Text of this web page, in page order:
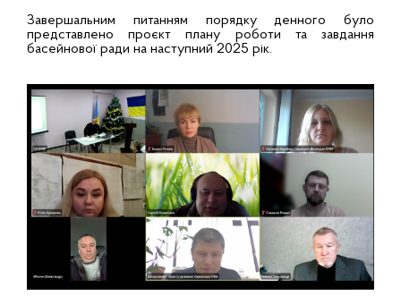
Завершальним питанням порядку денного було
представлено проєкт плану роботи та завдання
басейнової ради на наступний 2025 рік.